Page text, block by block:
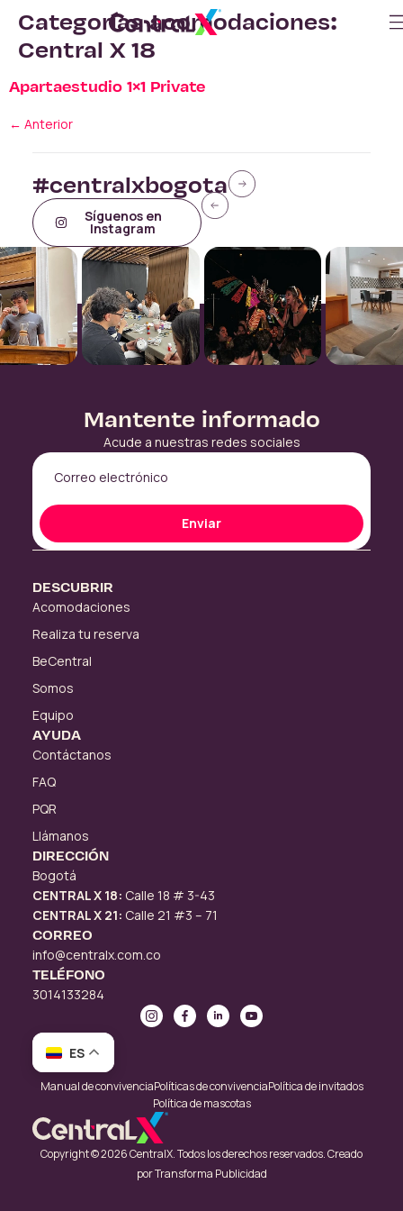
Categorías acomodaciones:
Central X 18
Apartaestudio 1×1 Private
← Anterior
#centralxbogota
Síguenos en
Instagram
Mantente informado
Acude a nuestras redes sociales
Enviar
DESCUBRIR
Acomodaciones
Realiza tu reserva
BeCentral
Somos
Equipo
AYUDA
Contáctanos
FAQ
PQR
Llámanos
DIRECCIÓN
Bogotá
CENTRAL X 18: Calle 18 # 3-43
CENTRAL X 21: Calle 21 #3 – 71
CORREO
info@centralx.com.co
TELÉFONO
3014133284
ES
Copyright © 2026 CentralX. Todos los derechos reservados. Creado
porTransforma Publicidad
Manual de convivenciaPolíticas de convivenciaPolítica de invitados
Política de mascotas